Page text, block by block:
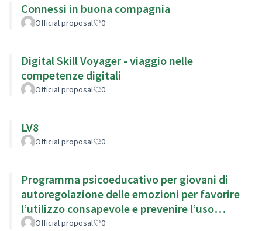
Connessi in buona compagnia
Official proposal 0
Digital Skill Voyager - viaggio nelle
competenze digitali
Official proposal 0
LV8
Official proposal 0
Programma psicoeducativo per giovani di
autoregolazione delle emozioni per favorire
l’utilizzo consapevole e prevenire l’uso
problematico di Internet
Official proposal 0